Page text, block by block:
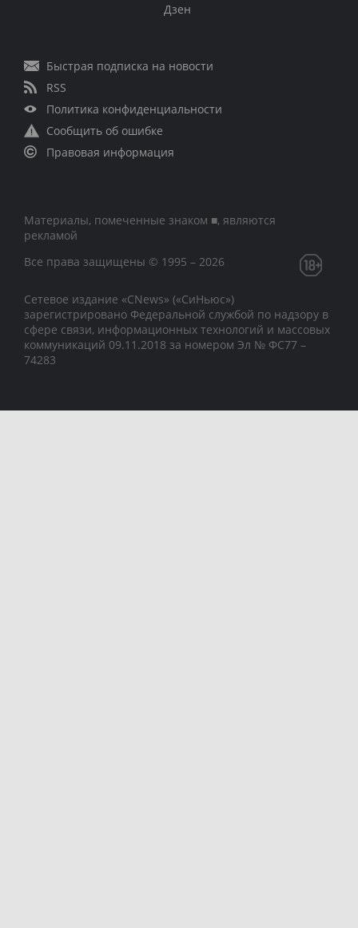
Дзен
Быстрая подписка на новости
RSS
Политика конфиденциальности
Сообщить об ошибке
Правовая информация
Материалы, помеченные знаком ■, являются
рекламой
Все права защищены © 1995 – 2026
Сетевое издание «CNews» («СиНьюс»)
зарегистрировано Федеральной службой по надзору в
сфере связи, информационных технологий и массовых
коммуникаций 09.11.2018 за номером Эл № ФС77 –
74283